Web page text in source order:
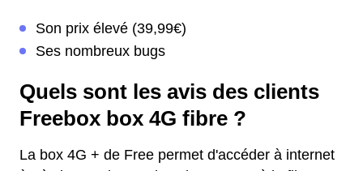
Son prix élevé (39,99€)
Ses nombreux bugs
Quels sont les avis des clients
Freebox box 4G fibre ?
La box 4G + de Free permet d'accéder à internet